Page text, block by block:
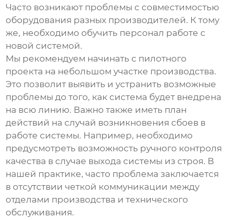
Часто возникают проблемы с совместимостью
оборудования разных производителей. К тому
же, необходимо обучить персонал работе с
новой системой.
Мы рекомендуем начинать с пилотного
проекта на небольшом участке производства.
Это позволит выявить и устранить возможные
проблемы до того, как система будет внедрена
на всю линию. Важно также иметь план
действий на случай возникновения сбоев в
работе системы. Например, необходимо
предусмотреть возможность ручного контроля
качества в случае выхода системы из строя. В
нашей практике, часто проблема заключается
в отсутствии четкой коммуникации между
отделами производства и технического
обслуживания.